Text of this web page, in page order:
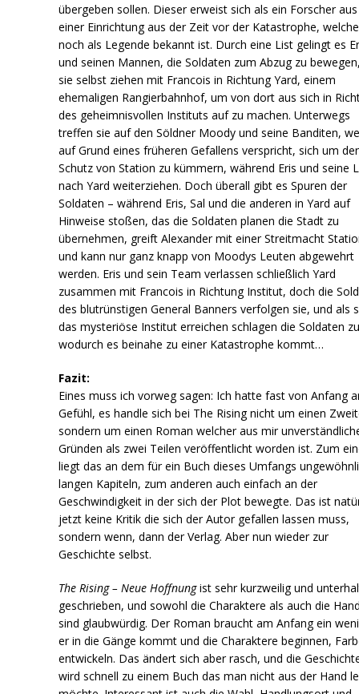
übergeben sollen. Dieser erweist sich als ein Forscher aus
einer Einrichtung aus der Zeit vor der Katastrophe,
noch als Legende bekannt ist. Durch eine List gelingt es
und seinen Mannen, die Soldaten zum Abzug zu
sie selbst ziehen mit Francois in Richtung Yard, einem
ehemaligen Rangierbahnhof, um von dort aus sich in
des geheimnisvollen Instituts auf zu machen. Unterwegs
treffen sie auf den Söldner Moody und seine Banditen,
auf Grund eines früheren Gefallens verspricht, sich um
Schutz von Station zu kümmern, während Eris und seine
nach Yard weiterziehen. Doch überall gibt es Spuren der
Soldaten – während Eris, Sal und die anderen in Yard auf
Hinweise stoßen, das die Soldaten planen die Stadt zu
übernehmen, greift Alexander mit einer Streitmacht
und kann nur ganz knapp von Moodys Leuten abgewehrt
werden. Eris und sein Team verlassen schließlich Yard
zusammen mit Francois in Richtung Institut, doch die
des blutrünstigen General Banners verfolgen sie, und als
das mysteriöse Institut erreichen schlagen die Soldaten
wodurch es beinahe zu einer Katastrophe kommt…
Fazit:
Eines muss ich vorweg sagen: Ich hatte fast von Anfang
Gefühl, es handle sich bei The Rising nicht um einen
sondern um einen Roman welcher aus mir
Gründen als zwei Teilen veröffentlicht worden ist. Zum
liegt das an dem für ein Buch dieses Umfangs
langen Kapiteln, zum anderen auch einfach an der
Geschwindigkeit in der sich der Plot bewegte. Das ist
jetzt keine Kritik die sich der Autor gefallen lassen muss,
sondern wenn, dann der Verlag. Aber nun wieder zur
Geschichte selbst.
The Rising – Neue Hoffnungist sehr kurzweilig und
geschrieben, und sowohl die Charaktere als auch die
sind glaubwürdig. Der Roman braucht am Anfang ein
er in die Gänge kommt und die Charaktere beginnen,
entwickeln. Das ändert sich aber rasch, und die
wird schnell zu einem Buch das man nicht aus der Hand